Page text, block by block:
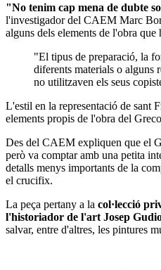
"No tenim cap mena de dubte
l'investigador del CAEM Marc
alguns dels elements de l'obra que
"El tipus de preparació, la
diferents materials o alguns
no utilitzaven els seus
L'estil en la representació de sant
elements propis de l'obra del
Des del CAEM expliquen que el
però va comptar amb una petita
detalls menys importants de la
el crucifix.
La peça pertany a la col·lecció
l'historiador de l'art Josep
salvar, entre d'altres, les pintures